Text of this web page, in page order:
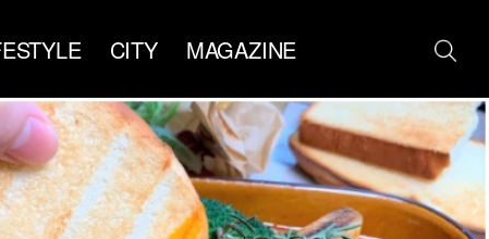
CITY MAGAZINE